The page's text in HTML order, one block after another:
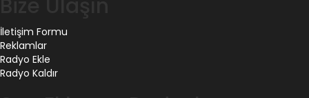
İletişim Formu
Reklamlar
Radyo Ekle
Radyo Kaldır